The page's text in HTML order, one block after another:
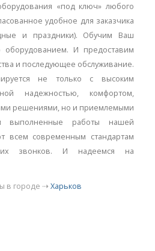
«под ключ» любого
удобное для заказчика
и праздники). Обучим Ваш
оборудованием. И предоставим
и последующее обслуживание.
не только с высоким
надежностью, комфортом,
решениями, но и приемлемыми
выполненные работы нашей
всем современным стандартам
звонков. И надеемся на
в городе ⇢ Харьков